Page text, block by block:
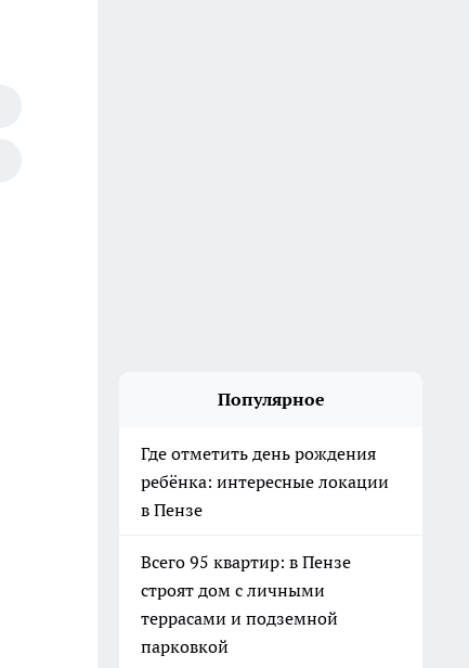
Популярное
Где отметить день рождения
ребёнка: интересные локации
в Пензе
Всего 95 квартир: в Пензе
строят дом с личными
террасами и подземной
парковкой